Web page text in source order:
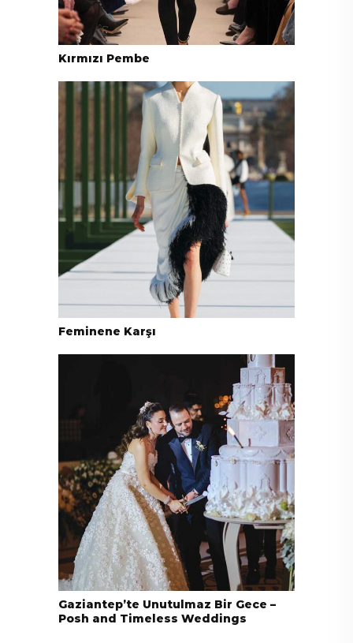
Kırmızı Pembe
Feminene Karşı
Gaziantep’te Unutulmaz Bir Gece –
Posh and Timeless Weddings